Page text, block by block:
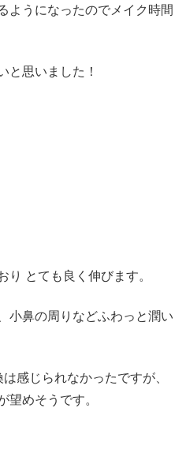
ようになったのでメイク時間
と思いました！
とても良く伸びます。
小鼻の周りなどふわっと潤い
感じられなかったですが、
めそうです。